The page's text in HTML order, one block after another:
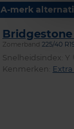
A-merk
Bridgestone
Zomerband 225/40
Snelheidsindex: Y
Kenmerken: